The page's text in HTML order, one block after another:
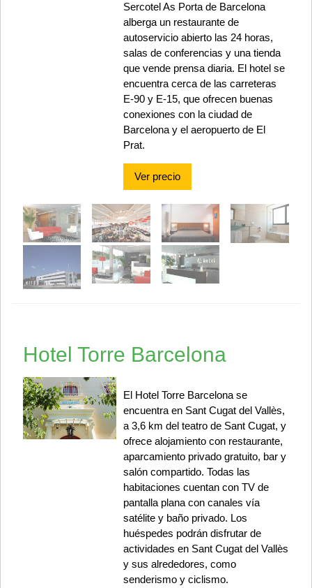
Sercotel As Porta de Barcelona
alberga un restaurante de
autoservicio abierto las 24 horas,
salas de conferencias y una tienda
que vende prensa diaria. El hotel se
encuentra cerca de las carreteras
E-90 y E-15, que ofrecen buenas
conexiones con la ciudad de
Barcelona y el aeropuerto de El
Prat.
Ver precio
Hotel Torre Barcelona
El Hotel Torre Barcelona se
encuentra en Sant Cugat del Vallès,
a 3,6 km del teatro de Sant Cugat, y
ofrece alojamiento con restaurante,
aparcamiento privado gratuito, bar y
salón compartido. Todas las
habitaciones cuentan con TV de
pantalla plana con canales vía
satélite y baño privado. Los
huéspedes podrán disfrutar de
actividades en Sant Cugat del Vallès
y sus alrededores, como
senderismo y ciclismo.